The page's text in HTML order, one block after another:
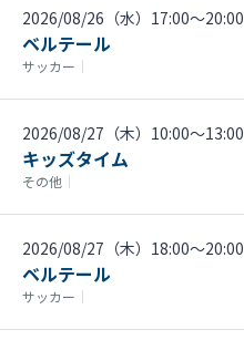
2026/08/26（水）17:00〜20:00
ベルテール
サッカー ｜
2026/08/27（木）10:00〜13:00
キッズタイム
その他 ｜
2026/08/27（木）18:00〜20:00
ベルテール
サッカー ｜